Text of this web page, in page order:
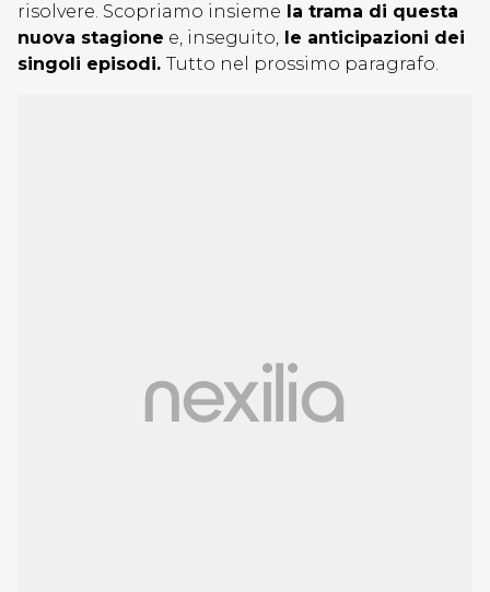
risolvere. Scopriamo insieme la trama di questa
nuova stagione e, inseguito, le anticipazioni dei
singoli episodi. Tutto nel prossimo paragrafo.